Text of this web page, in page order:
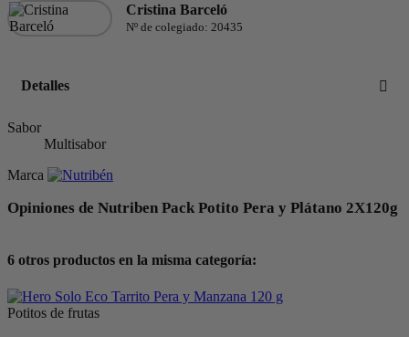
Cristina Barceló
Nº de colegiado: 20435
Detalles
Sabor
Multisabor
Marca
Opiniones de Nutriben Pack Potito Pera y Plátano 2X120g
6 otros productos en la misma categoría:
Potitos de frutas